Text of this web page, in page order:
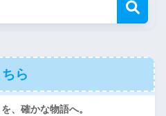
ら
、確かな物語へ。